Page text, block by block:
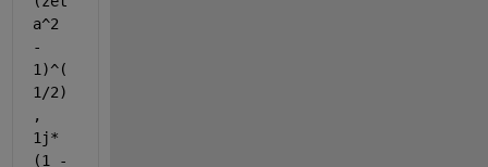
a^2
-
1)^(
1/2)
,
1j*
(1 -